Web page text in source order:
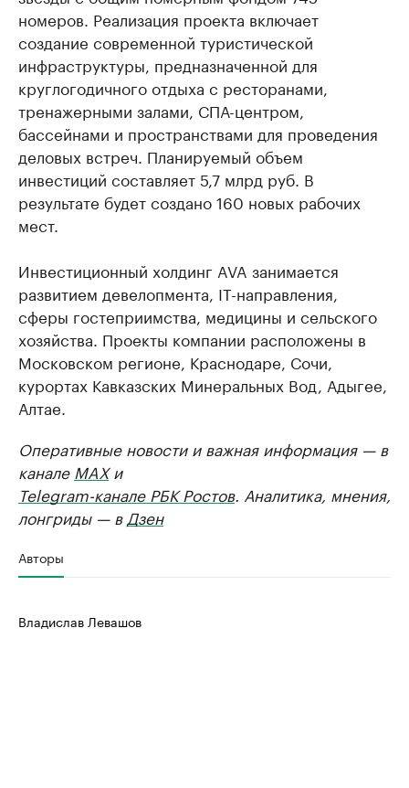
номеров. Реализация проекта включает
создание современной туристической
инфраструктуры, предназначенной для
круглогодичного отдыха с ресторанами,
тренажерными залами, СПА-центром,
бассейнами и пространствами для проведения
деловых встреч. Планируемый объем
инвестиций составляет 5,7 млрд руб. В
результате будет создано 160 новых рабочих
мест.
Инвестиционный холдинг AVA занимается
развитием девелопмента, IT-направления,
сферы гостеприимства, медицины и сельского
хозяйства. Проекты компании расположены в
Московском регионе, Краснодаре, Сочи,
курортах Кавказских Минеральных Вод, Адыгее,
Алтае.
Оперативные новости и важная информация — в
канале MAXи
Telegram-канале РБК Ростов. Аналитика, мнения,
лонгриды — в Дзен
Авторы
Владислав Левашов